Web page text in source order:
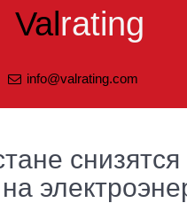
Valrating
info@valrating.com
снизятся